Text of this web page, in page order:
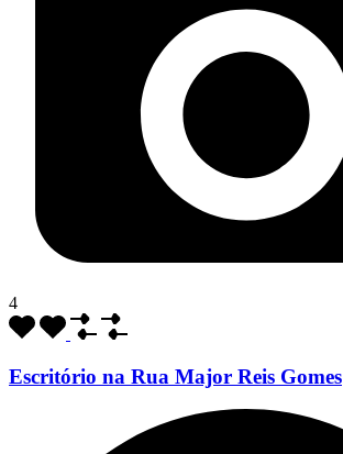
4
Escritório na Rua Major Reis Gomes